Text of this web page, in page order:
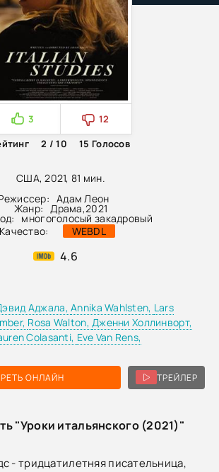
США, 2021, 81 мин.
Адам Леон
Жанр: Драма,2021
многоголосый закадровый
Качество:
WEBDL
4.6
3
12
2 / 10 15 Голосов
ОНЛАЙН ТРЕЙЛЕР
Аджала,Annika Wahlsten, Lars
Rosa Walton,Дженни Холлинворт,
Colasanti, Eve Van Rens,
"Уроки итальянского (2021)"
- тридцатилетняя писательница,